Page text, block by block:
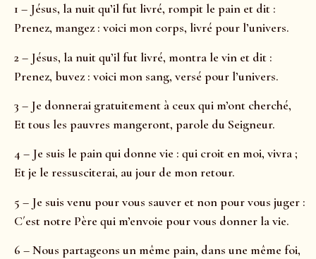
1 – Jésus, la nuit qu’il fut livré, rompit le pain et dit :
Prenez, mangez : voici mon corps, livré pour l’univers.
2 – Jésus, la nuit qu’il fut livré, montra le vin et dit :
Prenez, buvez : voici mon sang, versé pour l’univers.
3 – Je donnerai gratuitement à ceux qui m’ont cherché,
Et tous les pauvres mangeront, parole du Seigneur.
4 – Je suis le pain qui donne vie : qui croit en moi, vivra ;
Et je le ressusciterai, au jour de mon retour.
5 – Je suis venu pour vous sauver et non pour vous juger :
C´est notre Père qui m’envoie pour vous donner la vie.
6 – Nous partageons un même pain, dans une même foi,